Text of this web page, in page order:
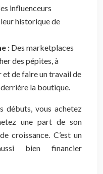
influenceurs
historique de
: Des marketplaces
des pépites, à
de faire un travail de
la boutique.
débuts, vous achetez
une part de son
croissance. C’est un
bien financier